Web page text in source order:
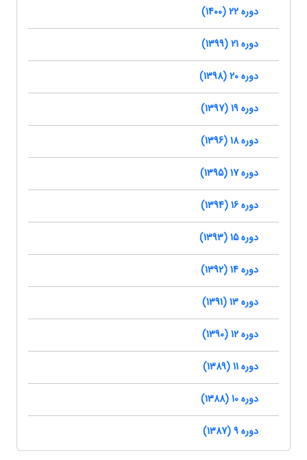
دوره 22 (1400)
دوره 21 (1399)
دوره 20 (1398)
دوره 19 (1397)
دوره 18 (1396)
دوره 17 (1395)
دوره 16 (1394)
دوره 15 (1393)
دوره 14 (1392)
دوره 13 (1391)
دوره 12 (1390)
دوره 11 (1389)
دوره 10 (1388)
دوره 9 (1387)